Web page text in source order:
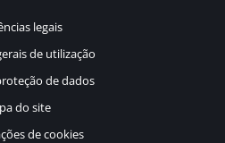
legais
de utilização
de dados
do site
de cookies